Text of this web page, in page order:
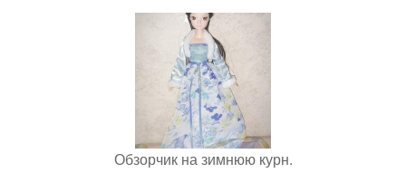
Обзорчик на зимнюю курн.